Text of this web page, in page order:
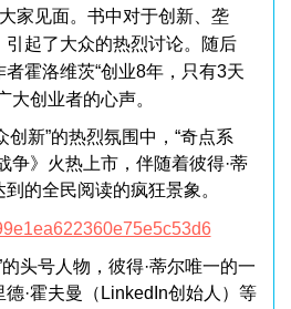
家见面。书中对于创新、垄
引起了大众的热烈讨论。随后
者霍洛维茨“创业8年，只有3天
大创业者的心声。
创新”的热烈氛围中，“奇点系
争》火热上市，伴随着彼得·蒂
的全民阅读的疯狂景象。
头号人物，彼得·蒂尔唯一的一
·霍夫曼（LinkedIn创始人）等